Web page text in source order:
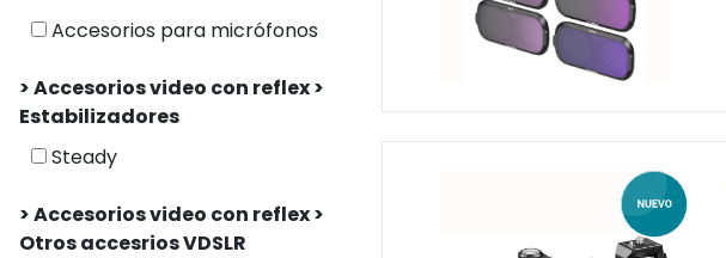
Accesorios para micrófonos
> Accesorios video con reflex >
Estabilizadores
Steady
> Accesorios video con reflex >
Otros accesrios VDSLR